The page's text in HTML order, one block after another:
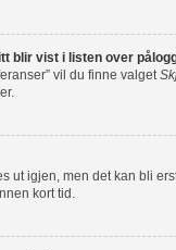
blir vist i listen over
vil du finne valget
ut igjen, men det kan bli
kort tid.